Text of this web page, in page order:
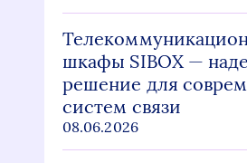
шкафы SIBOX —
решение для
систем связи
08.06.2026